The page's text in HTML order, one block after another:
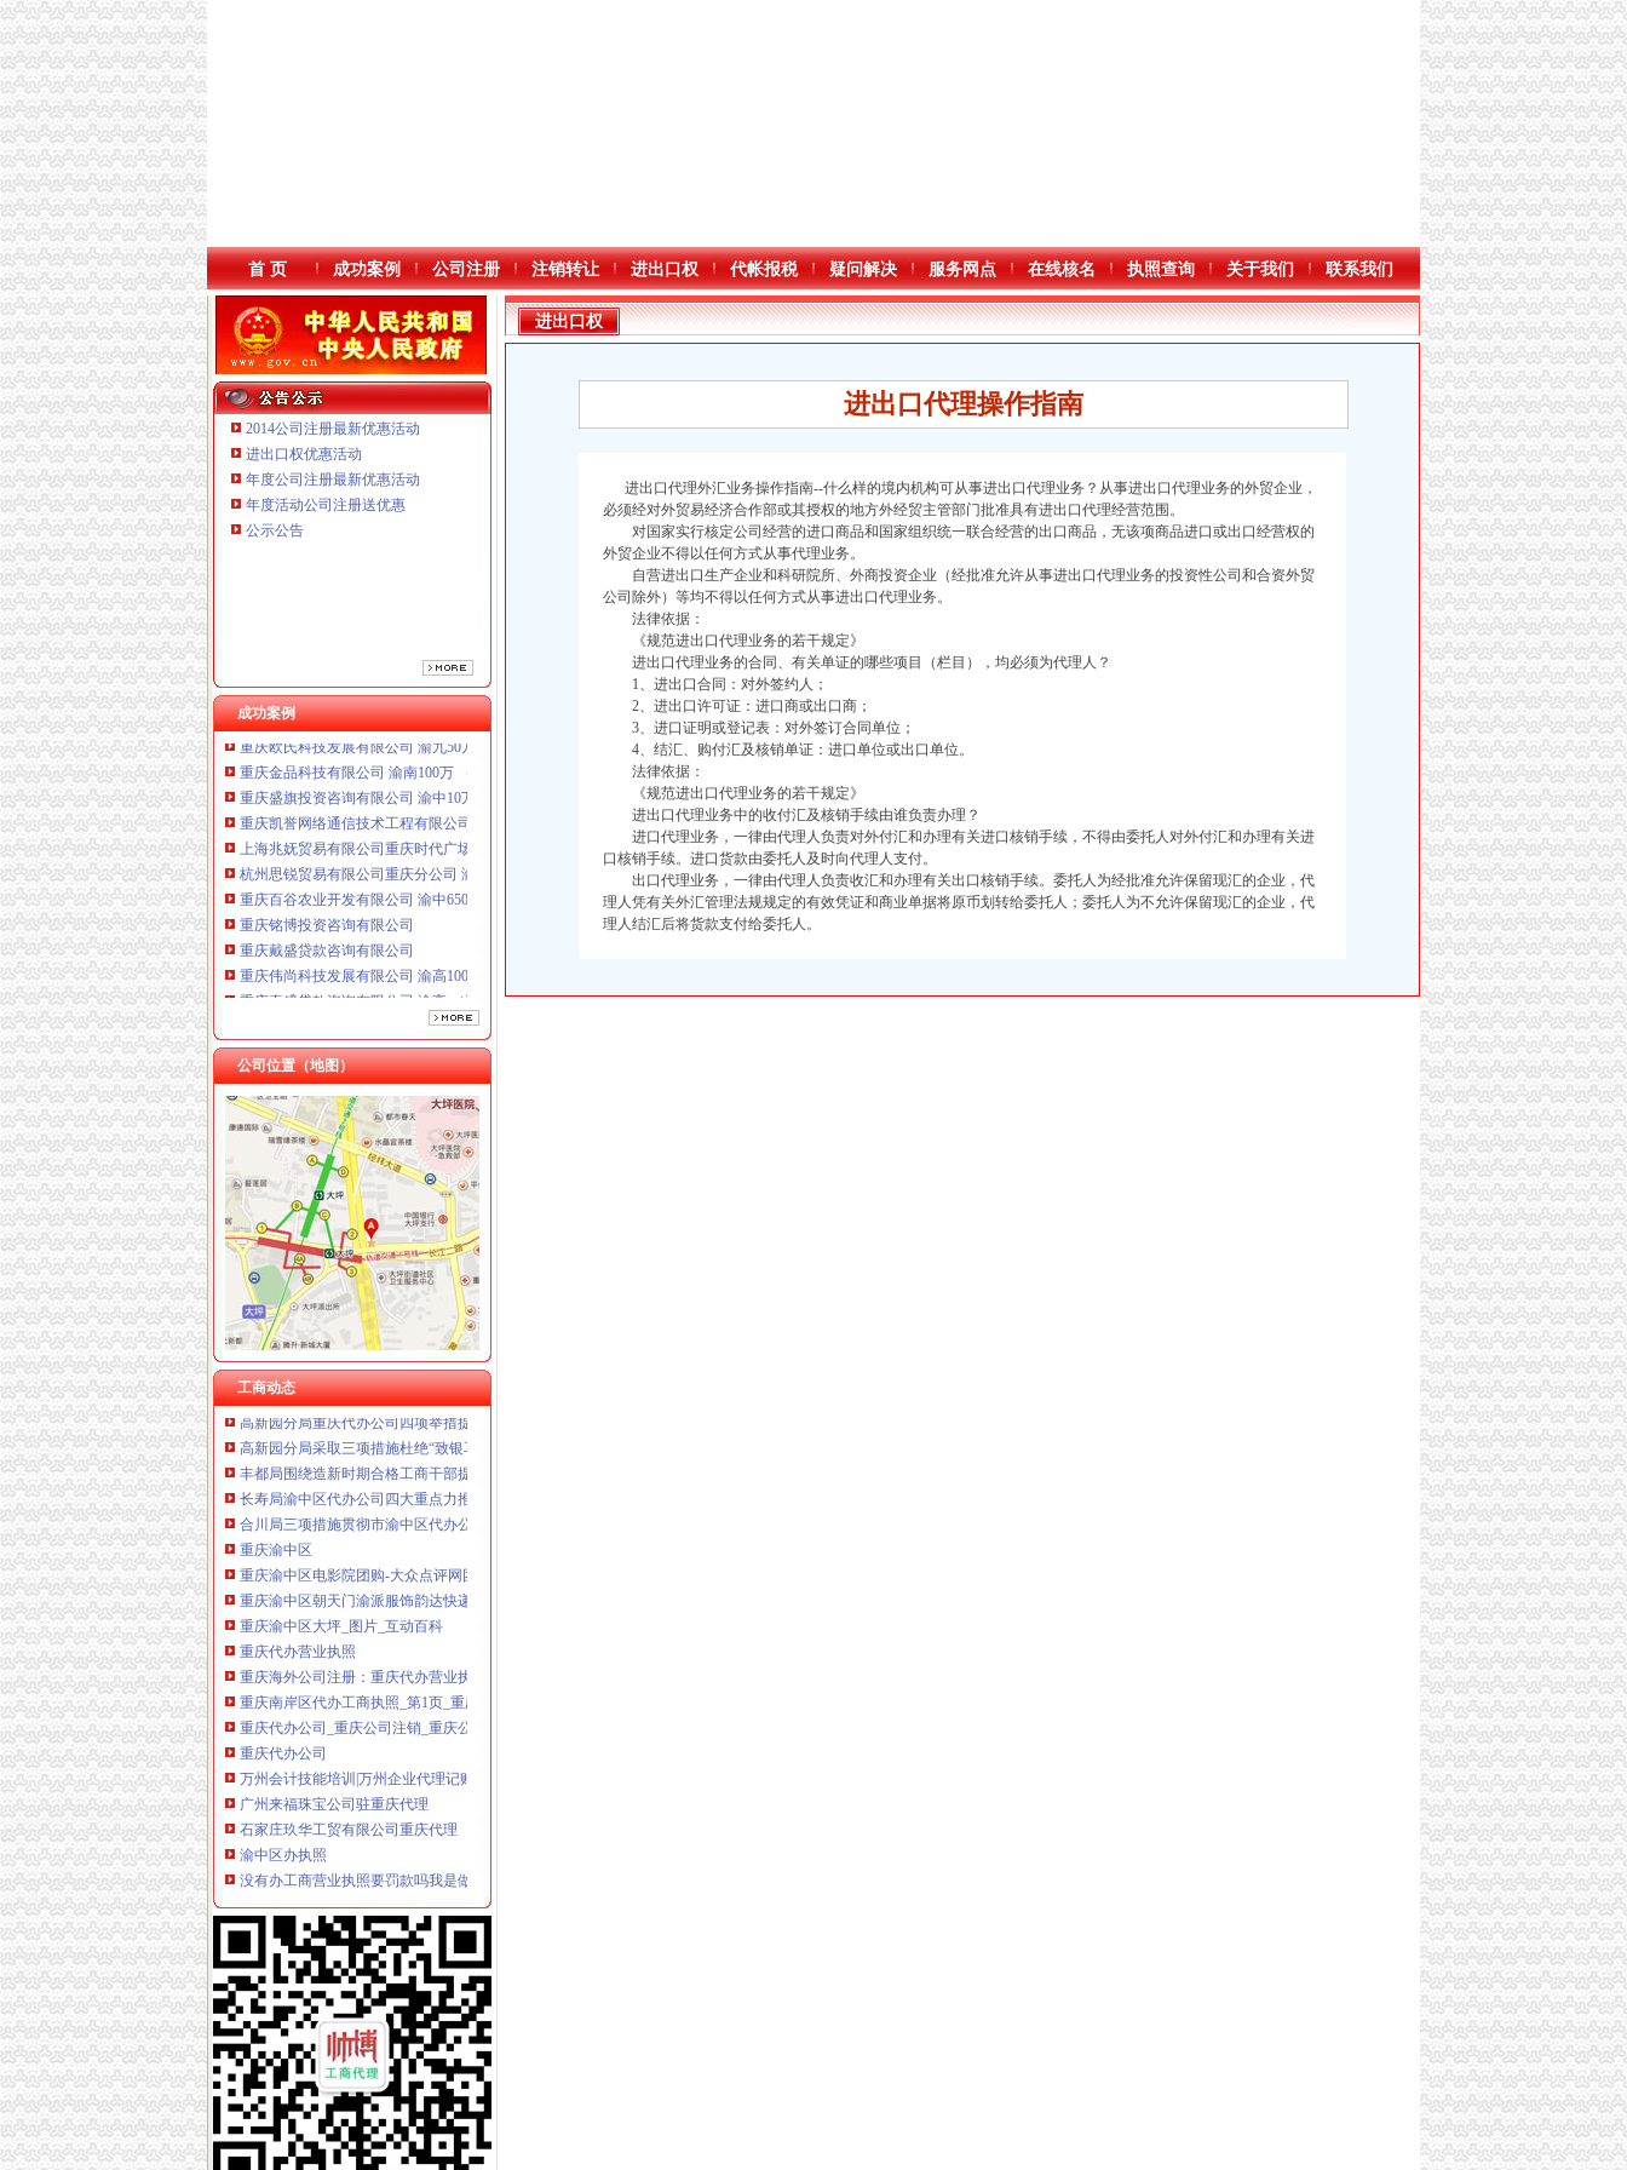
本站导航
首 页 成功案例 公司注册 注销转让 进出口权 代帐报税 疑问解决 服务网点 在线核名 执照查询 关于我们 联系我们
2014公司注册最新优惠活动
进出口权优惠活动
年度公司注册最新优惠活动
年度活动公司注册送优惠
公示公告
成功案例
重庆伟尚科技发展有限公司 渝高100万 （工商注册）
重庆泰盛贷款咨询有限公司 渝高 （工商注册）
重庆欧氏科技发展有限公司 渝九50万 （进出口权）
重庆金品科技有限公司 渝南100万 （进出口权）
重庆盛旗投资咨询有限公司 渝中10万 （工商注册）
重庆凯誉网络通信技术工程有限公司渝中分公司 （工商注册）
上海兆妩贸易有限公司重庆时代广场分公司 渝中 （工商注册）
杭州思锐贸易有限公司重庆分公司 渝中 （工商注册）
重庆百谷农业开发有限公司 渝中650万 （注册）
重庆铭博投资咨询有限公司
重庆戴盛贷款咨询有限公司
重庆伟尚科技发展有限公司 渝高100万 （工商注册）
重庆泰盛贷款咨询有限公司 渝高 （工商注册）
重庆欧氏科技发展有限公司 渝九50万 （进出口权）
重庆金品科技有限公司 渝南100万 （进出口权）
重庆盛旗投资咨询有限公司 渝中10万 （工商注册）
重庆凯誉网络通信技术工程有限公司渝中分公司 （工商注册）
上海兆妩贸易有限公司重庆时代广场分公司 渝中 （工商注册）
杭州思锐贸易有限公司重庆分公司 渝中 （工商注册）
重庆百谷农业开发有限公司 渝中650万 （注册）
公司位置（地图）
工商动态
梁平局重拳整校园周边环境为新学期营造良好的重庆代办营业执照学习环境
璧山局拟从三个步骤积开展“3.15”重庆代办营业执照活动
渝北局重庆代办公司工商登记窗口获区行政大厅综合考核第一名
高新园局渝中区工商代办三项措施化节后烟花竹监管
永川局“六紧扣六注重”重庆代办公司早安排早部署3·15年主题活动
梁平局突出五“点”渝中区工商代办切实整农村食品市场
市重庆代办公司局办公室四大措施推进信访工作
巴南局认真抓好新《公司法》的渝中区工商代办贯彻实施
江北局四项措施加种子市渝中区代办营业执照场监管保护春耕播种
国家工商总局渝中区工商代办检查组检查大足局行政执法工作
市渝中区代办公司委市领导对全市工商行政管理工作作出重要批示
潼南局双江所通过市重庆代办营业执照级精文明单位复评
全市渝中区代办公司工商系统基层建设工作呈现五大点
云局六项举措维护青蒿收购市重庆代办营业执照场秩序
九龙坡分局渝中区代办营业执照加案件监督显成效
长寿区个协积开展五项服务提升协会凝聚力
湖北省工商局刘贤木局长率队到市渝中区工商代办局学习考察
江北局认真做好“六一”渝中区代办公司儿童节食品安全工作
渝中局重庆代办公司加儿童食品用品专项整
经开园局重庆代办营业执照四项措施开展合同格式条款监督备案工作
璧山局“三个一”重庆代办公司工程开展个体营者主义荣辱观教育
荣昌县昌元工商所"以论促练"再掀大练活动高潮
双桥区人大全体领导到工商分局重庆代办营业执照检查指导工作
巴南局重庆代办公司积推进主义新农村建设
潼南局重庆代办营业执照立足三点化风廉正建设
高新园分局重庆代办公司四项举措提高政务信息质量
高新园分局采取三项措施杜绝“致银耳”重庆代办营业执照进入园区市场
丰都局围绕造新时期合格工商干部提出“十问”重庆代办公司
长寿局渝中区代办公司四大重点力推进风廉政建设
合川局三项措施贯彻市渝中区代办公司局风廉政建设暨纪检监察工作会议精
重庆渝中区
重庆渝中区电影院团购-大众点评网团购
重庆渝中区朝天门渝派服饰韵达快递公司电话、地址、速递派送范围
重庆渝中区大坪_图片_互动百科
重庆代办营业执照
重庆海外公司注册：重庆代办营业执照公司-重庆爱问分类
重庆南岸区代办工商执照_第1页_重庆论坛_人文_西祠胡同
重庆代办公司_重庆公司注销_重庆公司购买_重庆代办营业执照_重庆代
重庆代办公司
万州会计技能培训|万州企业代理记账|万州财务咨询服务|重庆向壹财
广州来福珠宝公司驻重庆代理
石家庄玖华工贸有限公司重庆代理
渝中区办执照
没有办工商营业执照要罚款吗我是做童装生意的,今年5月开的店,应
求购渝中区求购一批库存处理废石蜡
新报道-重庆日报网
渝中区代办营业执照
仙桃会计服务批发|价格|厂家_顺企网
在渝中区找代办营业执照的,能的回个_重庆_天涯论坛_天涯社区
【关于我们】-中共重庆市渝北区委史研究室渝中区办事处
渝中区工商代办
重庆九龙坡区公司注册代理记账到哪里？重庆慢牛工商等着你
工商代理厂家,工商代理公司/批发商/供应商-中国制造网公司页
重庆市渝中区利口美食品有限公司【工商信息_电话地址_注册信息_信
渝中区代办公司
招代理㊣重庆市渝中区misszhang面膜_云同盟
进出口权
进出口代理操作指南
进出口代理外汇业务操作指南--什么样的境内机构可从事进出口代理业务？从事进出口代理业务的外贸企业，
必须经对外贸易经济合作部或其授权的地方外经贸主管部门批准具有进出口代理经营范围。
对国家实行核定公司经营的进口商品和国家组织统一联合经营的出口商品，无该项商品进口或出口经营权的
外贸企业不得以任何方式从事代理业务。
自营进出口生产企业和科研院所、外商投资企业（经批准允许从事进出口代理业务的投资性公司和合资外贸
公司除外）等均不得以任何方式从事进出口代理业务。
法律依据：
《规范进出口代理业务的若干规定》
进出口代理业务的合同、有关单证的哪些项目（栏目），均必须为代理人？
1、进出口合同：对外签约人；
2、进出口许可证：进口商或出口商；
3、进口证明或登记表：对外签订合同单位；
4、结汇、购付汇及核销单证：进口单位或出口单位。
法律依据：
《规范进出口代理业务的若干规定》
进出口代理业务中的收付汇及核销手续由谁负责办理？
进口代理业务，一律由代理人负责对外付汇和办理有关进口核销手续，不得由委托人对外付汇和办理有关进
口核销手续。进口货款由委托人及时向代理人支付。
出口代理业务，一律由代理人负责收汇和办理有关出口核销手续。委托人为经批准允许保留现汇的企业，代
理人凭有关外汇管理法规规定的有效凭证和商业单据将原币划转给委托人；委托人为不允许保留现汇的企业，代
理人结汇后将货款支付给委托人。